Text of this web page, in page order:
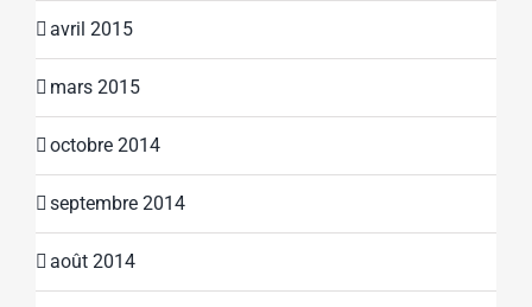
avril 2015
mars 2015
octobre 2014
septembre 2014
août 2014